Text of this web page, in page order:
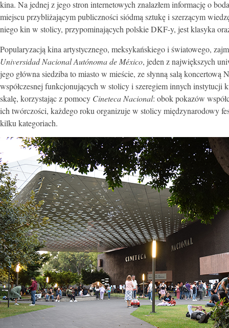
kina. Na jednej z jego stron internetowych znalazłem informację o
miejscu przybliżającym publiczności siódmą sztukę i szerzącym
niego kin w stolicy, przypominających polskie DKF-y, jest klasyka
Popularyzacją kina artystycznego, meksykańskiego i światowego,
Universidad Nacional Autónoma de México, jeden z największych
jego główna siedziba to miasto w mieście, ze słynną salą
współczesnej funkcjonujących w stolicy i szeregiem innych
skalę, korzystając z pomocy Cineteca Nacional: obok pokazów
ich twórczości, każdego roku organizuje w stolicy międzynarodowy
kilku kategoriach.